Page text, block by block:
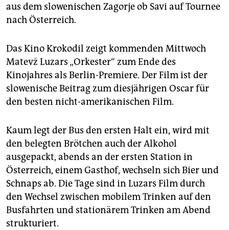
aus dem slowenischen Zagorje ob Savi auf Tournee
nach Österreich.
Das Kino Krokodil zeigt kommenden Mittwoch
Matevž Luzars „Orkester“ zum Ende des
Kinojahres als Berlin-Premiere. Der Film ist der
slowenische Beitrag zum diesjährigen Oscar für
den besten nicht-amerikanischen Film.
Kaum legt der Bus den ersten Halt ein, wird mit
den belegten Brötchen auch der Alkohol
ausgepackt, abends an der ersten Station in
Österreich, einem Gasthof, wechseln sich Bier und
Schnaps ab. Die Tage sind in Luzars Film durch
den Wechsel zwischen mobilem Trinken auf den
Busfahrten und stationärem Trinken am Abend
strukturiert.